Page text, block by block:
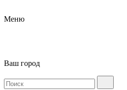
Меню
Ваш город